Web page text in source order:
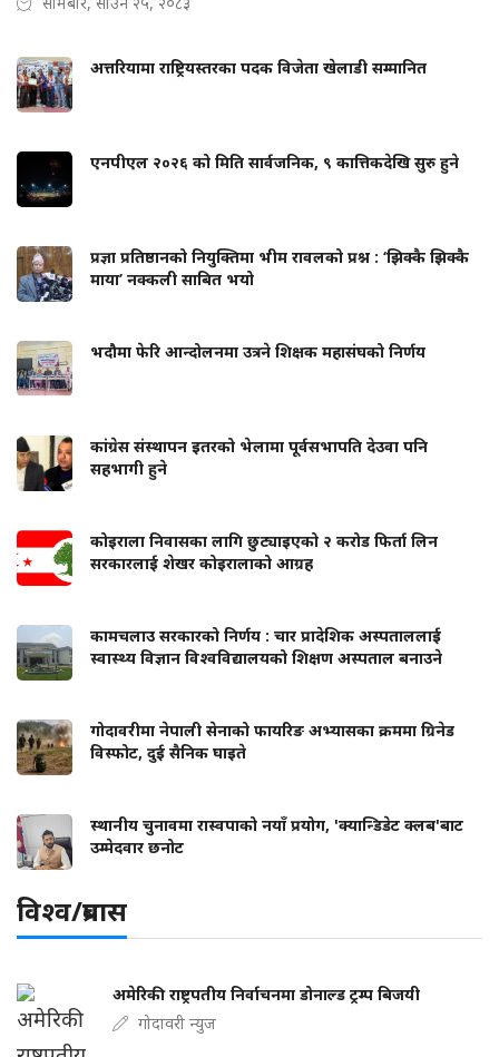
अत्तरियामा राष्ट्रियस्तरका पदक विजेता खेलाडी सम्मानित
एनपीएल २०२६ को मिति सार्वजनिक, ९ कात्तिकदेखि सुरु हुने
प्रज्ञा प्रतिष्ठानको नियुक्तिमा भीम रावलको प्रश्न : ‘झिक्कै झिक्कै
माया’ नक्कली साबित भयो
भदौमा फेरि आन्दोलनमा उत्रने शिक्षक महासंघको निर्णय
कांग्रेस संस्थापन इतरको भेलामा पूर्वसभापति देउवा पनि
सहभागी हुने
कोइराला निवासका लागि छुट्याइएको २ करोड फिर्ता लिन
सरकारलाई शेखर कोइरालाको आग्रह
कामचलाउ सरकारको निर्णय : चार प्रादेशिक अस्पताललाई
स्वास्थ्य विज्ञान विश्वविद्यालयको शिक्षण अस्पताल बनाउने
गोदावरीमा नेपाली सेनाको फायरिङ अभ्यासका क्रममा ग्रिनेड
विस्फोट, दुई सैनिक घाइते
स्थानीय चुनावमा रास्वपाको नयाँ प्रयोग, 'क्यान्डिडेट क्लब'बाट
उम्मेदवार छनोट
विश्व/प्रबास
अमेरिकी राष्ट्रपतीय निर्वाचनमा डोनाल्ड ट्रम्प बिजयी
गोदावरी न्युज